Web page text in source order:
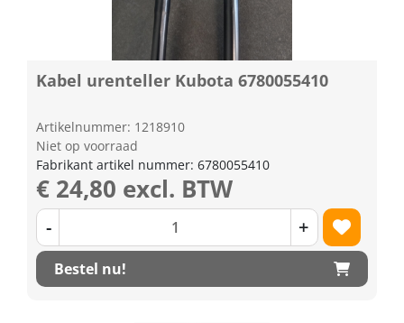
Kabel urenteller Kubota 6780055410
Artikelnummer: 1218910
Niet op voorraad
Fabrikant artikel nummer: 6780055410
€ 24,80 excl. BTW
- +
Bestel nu!